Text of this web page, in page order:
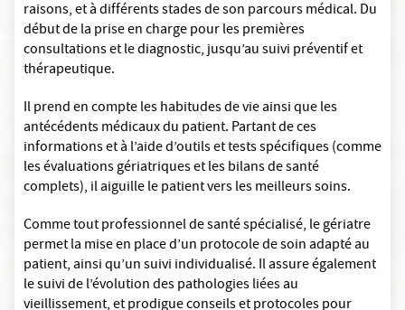
raisons, et à différents stades de son parcours médical. Du
début de la prise en charge pour les premières
consultations et le diagnostic, jusqu’au suivi préventif et
thérapeutique.
Il prend en compte les habitudes de vie ainsi que les
antécédents médicaux du patient. Partant de ces
informations et à l’aide d’outils et tests spécifiques (comme
les évaluations gériatriques et les bilans de santé
complets), il aiguille le patient vers les meilleurs soins.
Comme tout professionnel de santé spécialisé, le gériatre
permet la mise en place d’un protocole de soin adapté au
patient, ainsi qu’un suivi individualisé. Il assure également
le suivi de l’évolution des pathologies liées au
vieillissement, et prodigue conseils et protocoles pour